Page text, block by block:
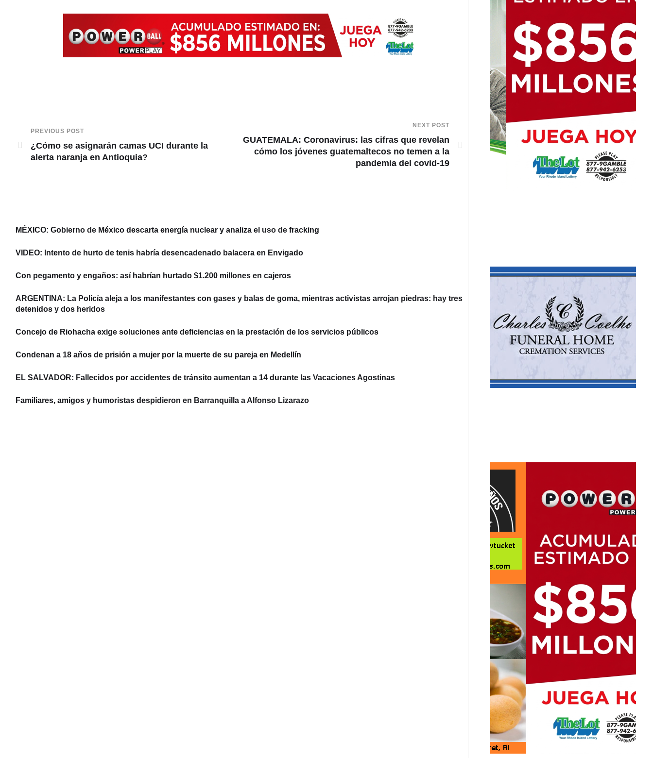
PREVIOUS POST
¿Cómo se asignarán camas UCI durante la
alerta naranja en Antioquia?
NEXT POST
GUATEMALA: Coronavirus: las cifras que revelan
cómo los jóvenes guatemaltecos no temen a la
pandemia del covid-19
MÉXICO: Gobierno de México descarta energía nuclear y analiza el uso de fracking
VIDEO: Intento de hurto de tenis habría desencadenado balacera en Envigado
Con pegamento y engaños: así habrían hurtado $1.200 millones en cajeros
ARGENTINA: La Policía aleja a los manifestantes con gases y balas de goma, mientras activistas arrojan piedras: hay tres
detenidos y dos heridos
Concejo de Riohacha exige soluciones ante deficiencias en la prestación de los servicios públicos
Condenan a 18 años de prisión a mujer por la muerte de su pareja en Medellín
EL SALVADOR: Fallecidos por accidentes de tránsito aumentan a 14 durante las Vacaciones Agostinas
Familiares, amigos y humoristas despidieron en Barranquilla a Alfonso Lizarazo